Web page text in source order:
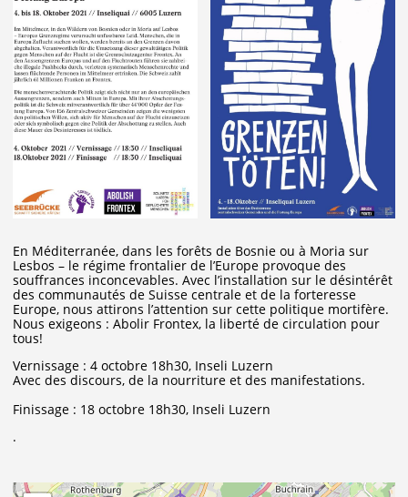
En Méditerranée, dans les forêts de Bosnie ou à Moria sur
Lesbos – le régime frontalier de l’Europe provoque des
souffrances inconcevables. Avec l’installation sur le désintérêt
des communautés de Suisse centrale et de la forteresse
Europe, nous attirons l’attention sur cette politique mortifère.
Nous exigeons : Abolir Frontex, la liberté de circulation pour
tous!
Vernissage : 4 octobre 18h30, Inseli Luzern
Avec des discours, de la nourriture et des manifestations.
Finissage : 18 octobre 18h30, Inseli Luzern
.